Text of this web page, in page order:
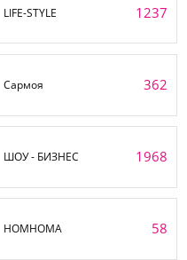
LIFE-STYLE 1237
Сармоя 362
ШОУ - БИЗНЕС 1968
НОМНОМА 58